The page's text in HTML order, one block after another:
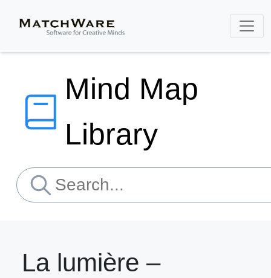
Mind Map
Library
La lumière –